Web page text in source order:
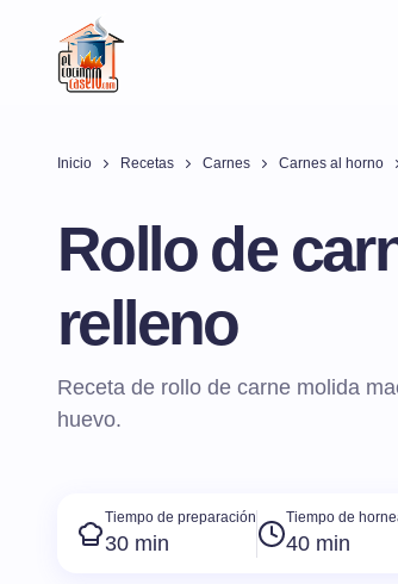
Inicio Recetas Carnes Carnes al horno
Rollo de
relleno
Receta de rollo de carne molida
huevo.
Tiempo de preparación
30 min
Tiempo de
40 min